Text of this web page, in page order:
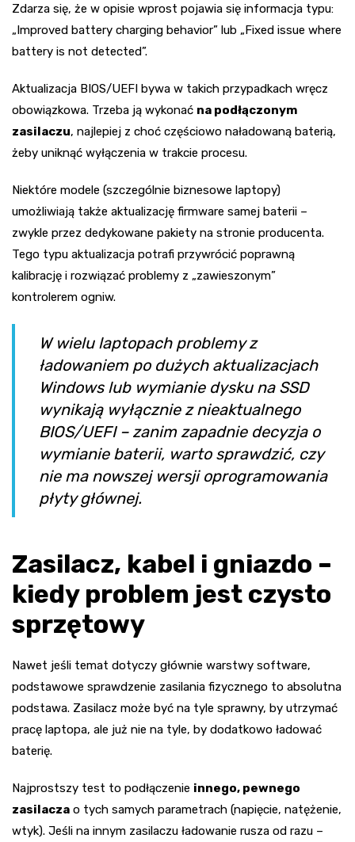
Zdarza się, że w opisie wprost pojawia się informacja typu:
„Improved battery charging behavior” lub „Fixed issue where
battery is not detected”.
Aktualizacja BIOS/UEFI bywa w takich przypadkach wręcz
obowiązkowa. Trzeba ją wykonać na podłączonym
zasilaczu, najlepiej z choć częściowo naładowaną baterią,
żeby uniknąć wyłączenia w trakcie procesu.
Niektóre modele (szczególnie biznesowe laptopy)
umożliwiają także aktualizację firmware samej baterii –
zwykle przez dedykowane pakiety na stronie producenta.
Tego typu aktualizacja potrafi przywrócić poprawną
kalibrację i rozwiązać problemy z „zawieszonym”
kontrolerem ogniw.
W wielu laptopach problemy z
ładowaniem po dużych aktualizacjach
Windows lub wymianie dysku na SSD
wynikają wyłącznie z nieaktualnego
BIOS/UEFI – zanim zapadnie decyzja o
wymianie baterii, warto sprawdzić, czy
nie ma nowszej wersji oprogramowania
płyty głównej.
Zasilacz, kabel i gniazdo –
kiedy problem jest czysto
sprzętowy
Nawet jeśli temat dotyczy głównie warstwy software,
podstawowe sprawdzenie zasilania fizycznego to absolutna
podstawa. Zasilacz może być na tyle sprawny, by utrzymać
pracę laptopa, ale już nie na tyle, by dodatkowo ładować
baterię.
Najprostszy test to podłączenie innego, pewnego
zasilacza o tych samych parametrach (napięcie, natężenie,
wtyk). Jeśli na innym zasilaczu ładowanie rusza od razu –